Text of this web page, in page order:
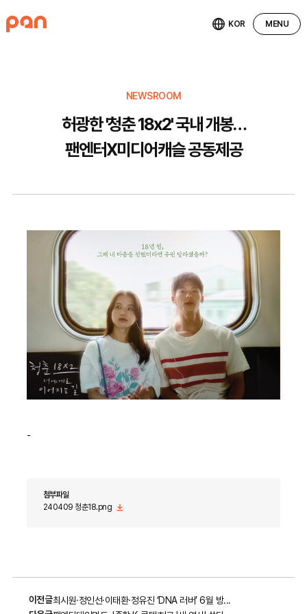
KOR MENU
NEWSROOM
허광한 '청춘 18x2' 국내 개봉…
팬엔터X미디어캐슬 공동제공
-
첨부파일
240409 청춘18.png
이전글최시원·정인선·이태환·정유진 ‘DNA 러버’ 6월 방...